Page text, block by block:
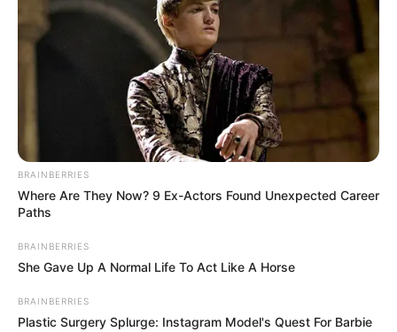
BRAINBERRIES
Where Are They Now? 9 Ex-Actors Found Unexpected Career
Paths
BRAINBERRIES
She Gave Up A Normal Life To Act Like A Horse
BRAINBERRIES
Plastic Surgery Splurge: Instagram Model's Quest For Barbie